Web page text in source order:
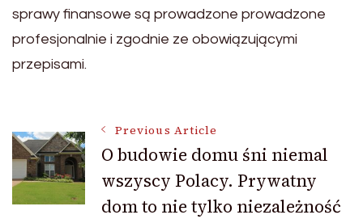
sprawy finansowe są prowadzone prowadzone
profesjonalnie i zgodnie ze obowiązującymi
przepisami.
Post
Navigation
Previous Article
O budowie domu śni niemal
wszyscy Polacy. Prywatny
dom to nie tylko niezależność